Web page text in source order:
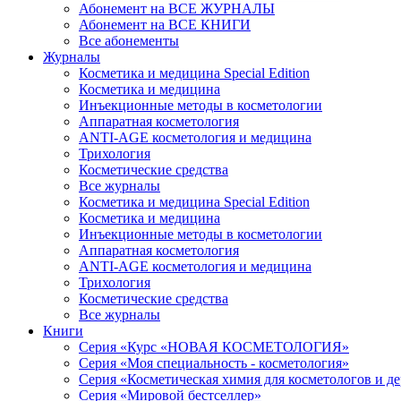
Абонемент на ВСЕ ЖУРНАЛЫ
Абонемент на ВСЕ КНИГИ
Все абонементы
Журналы
Косметика и медицина Special Edition
Косметика и медицина
Инъекционные методы в косметологии
Аппаратная косметология
ANTI-AGE косметология и медицина
Трихология
Косметические средства
Все журналы
Косметика и медицина Special Edition
Косметика и медицина
Инъекционные методы в косметологии
Аппаратная косметология
ANTI-AGE косметология и медицина
Трихология
Косметические средства
Все журналы
Книги
Серия «Курс «НОВАЯ КОСМЕТОЛОГИЯ»
Серия «Моя специальность - косметология»
Серия «Косметическая химия для косметологов и
Серия «Мировой бестселлер»